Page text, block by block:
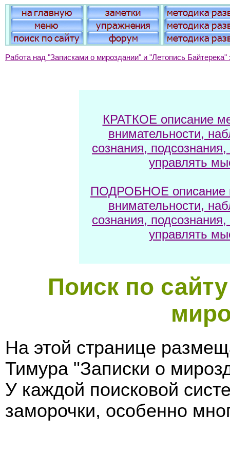
Работа над "Записками о мироздании" и "Летопись
КРАТКОЕ описание
внимательности,
сознания,
управлять
ПОДРОБНОЕ описание
внимательности,
сознания,
управлять
Поиск по
На этой странице
Тимура "Записки о
У каждой поисковой
заморочки, особенно